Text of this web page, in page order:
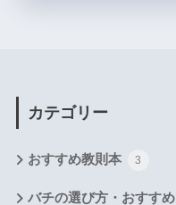
カテゴリー
おすすめ教則本 3
バチの選び方・おすすめ